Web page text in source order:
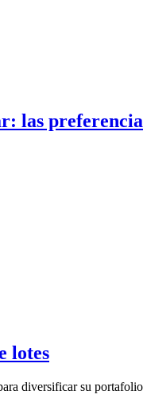
las
lotes
diversificar su